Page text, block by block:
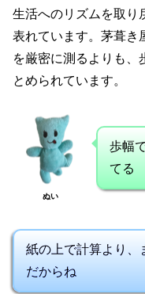
生活へのリズムを取り
表れています。茅葺き
を厳密に測るよりも、
とめられています。
ぬい
歩幅
てる
紙の上で計算より、
だからね